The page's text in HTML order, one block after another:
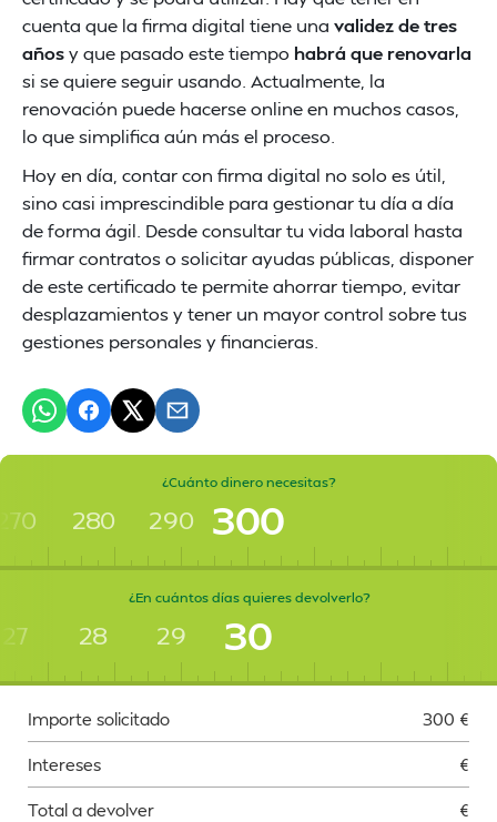
cuenta que la firma digital tiene una validez de tres
añosy que pasado este tiempo habrá que renovarla
si se quiere seguir usando. Actualmente, la
renovación puede hacerse online en muchos casos,
lo que simplifica aún más el proceso.
Hoy en día, contar con firma digital no solo es útil,
sino casi imprescindible para gestionar tu día a día
de forma ágil. Desde consultar tu vida laboral hasta
firmar contratos o solicitar ayudas públicas, disponer
de este certificado te permite ahorrar tiempo, evitar
desplazamientos y tener un mayor control sobre tus
gestiones personales y financieras.
¿Cuánto dinero necesitas?
280 290 300
¿En cuántos días quieres devolverlo?
27 28 29 30
Importe solicitado 300 €
Intereses €
Total a devolver €